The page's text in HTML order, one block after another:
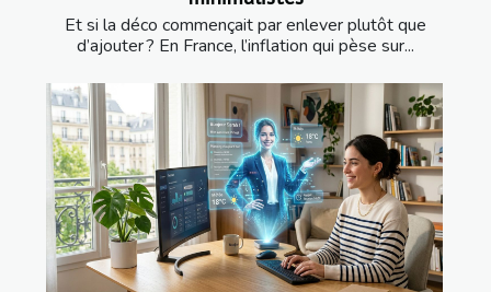
Et si la déco commençait par enlever plutôt que
d’ajouter ? En France, l’inflation qui pèse sur...